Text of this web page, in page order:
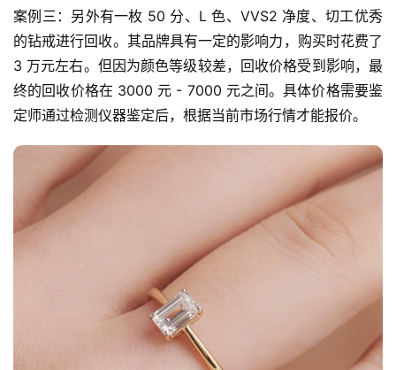
案例三：另外有一枚 50 分、L 色、VVS2 净度、切工优秀
的钻戒进行回收。其品牌具有一定的影响力，购买时花费了
3 万元左右。但因为颜色等级较差，回收价格受到影响，最
终的回收价格在 3000 元 - 7000 元之间。具体价格需要鉴
定师通过检测仪器鉴定后，根据当前市场行情才能报价。